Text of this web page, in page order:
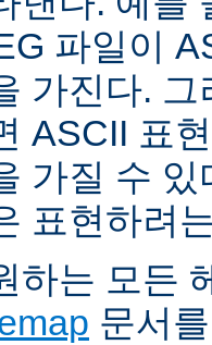
파일이
가진다.
ASCII 표
가질 수
표현하려
하는 모든
문서